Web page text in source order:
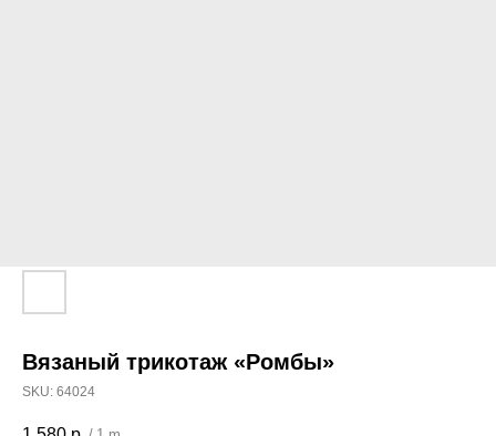
Вязаный трикотаж «Ромбы»
SKU: 64024